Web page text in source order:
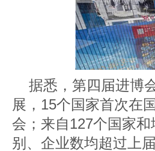
据悉，第四届进博
展，15个国家首次在
会；来自127个国家
别、企业数均超过上届